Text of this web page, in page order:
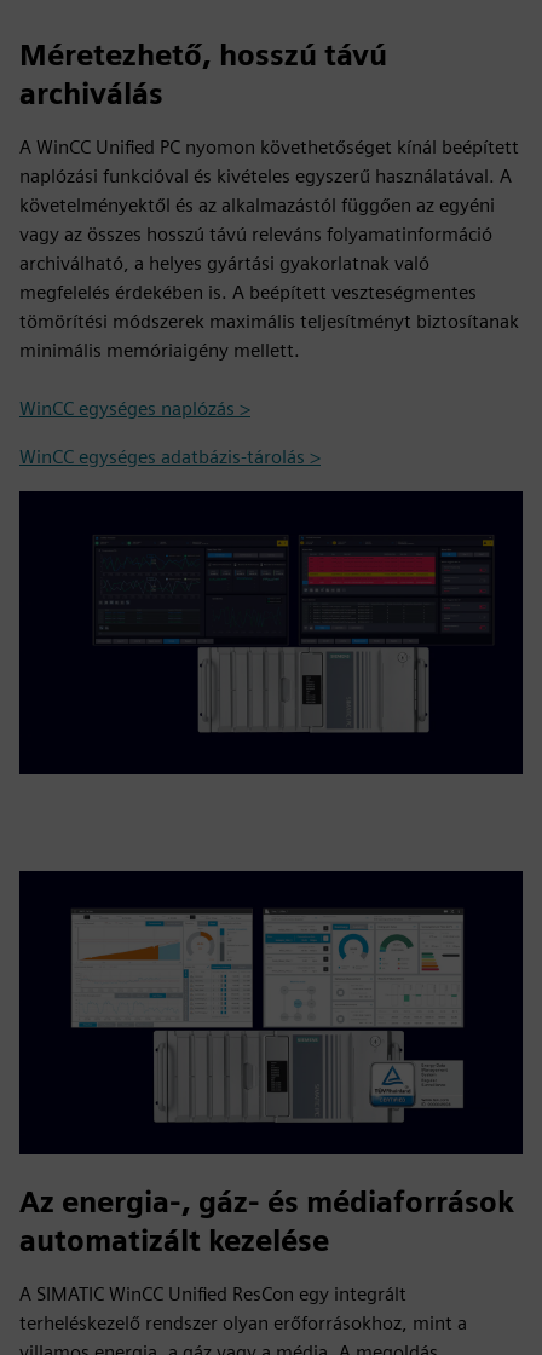
Méretezhető, hosszú távú
archiválás
A WinCC Unified PC nyomon követhetőséget kínál beépített
naplózási funkcióval és kivételes egyszerű használatával. A
követelményektől és az alkalmazástól függően az egyéni
vagy az összes hosszú távú releváns folyamatinformáció
archiválható, a helyes gyártási gyakorlatnak való
megfelelés érdekében is. A beépített veszteségmentes
tömörítési módszerek maximális teljesítményt biztosítanak
minimális memóriaigény mellett.
WinCC egységes naplózás >
WinCC egységes adatbázis-tárolás >
Az energia-, gáz- és médiaforrások
automatizált kezelése
A SIMATIC WinCC Unified ResCon egy integrált
terheléskezelő rendszer olyan erőforrásokhoz, mint a